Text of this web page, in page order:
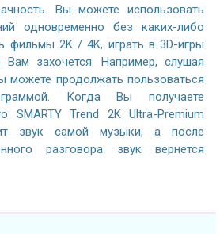
Вы можете использовать
одновременно без каких-либо
фильмы 2K / 4K, играть в 3D-игры
захочется. Например, слушая
можете продолжать пользоваться
Когда Вы получаете
SMARTY Trend 2K Ultra-Premium
звук самой музыки, а после
разговора звук вернется